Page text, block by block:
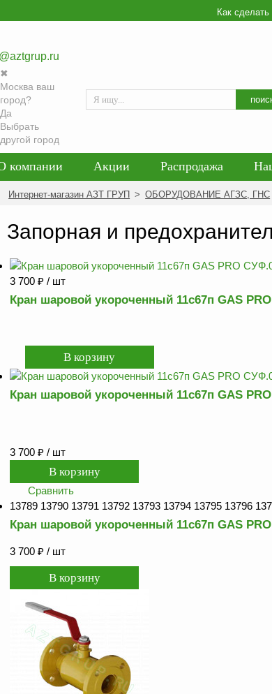
Как сделать
✖
Москва ваш
город?
Да
Выбрать
другой город
компании Акции Распродажа
Контакты
Согласие на обработку
Политика конфиденциальности персональных
Интернет-магазин АЗТ ГРУП > ОБОРУДОВАНИЕ АГЗС, ГНС
Запорная и
3 700 ₽ / шт
Кран шаровой укороченный 11с67п GAS
Кран шаровой укороченный 11с67п GAS
3 700 ₽ / шт
Сравнить
13789 13790 13791 13792 13793 13794 13795 13796
Кран шаровой укороченный 11с67п GAS
3 700 ₽ / шт